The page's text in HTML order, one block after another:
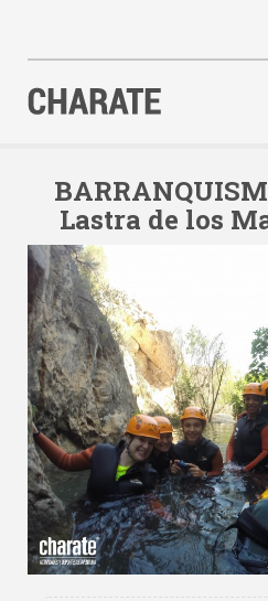
AGENDA
ACTIVIDADES
ALQUILER
EQUIPO
CONTACTO
Lastra de los